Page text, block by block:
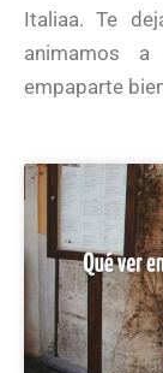
Italiaa. Te
animamos
empaparte